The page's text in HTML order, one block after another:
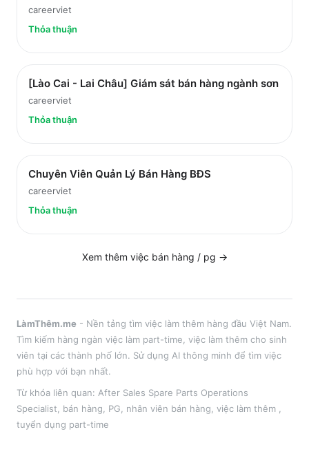
careerviet
Thỏa thuận
[Lào Cai - Lai Châu] Giám sát bán hàng ngành sơn
careerviet
Thỏa thuận
Chuyên Viên Quản Lý Bán Hàng BĐS
careerviet
Thỏa thuận
Xem thêm việc bán hàng / pg →
LàmThêm.me - Nền tảng tìm việc làm thêm hàng đầu Việt Nam.
Tìm kiếm hàng ngàn việc làm part-time, việc làm thêm cho sinh
viên tại các thành phố lớn. Sử dụng AI thông minh để tìm việc
phù hợp với bạn nhất.
Từ khóa liên quan: After Sales Spare Parts Operations
Specialist
bán hàng, PG, nhân viên bán hàng , việc làm thêm
tuyển dụng part-time